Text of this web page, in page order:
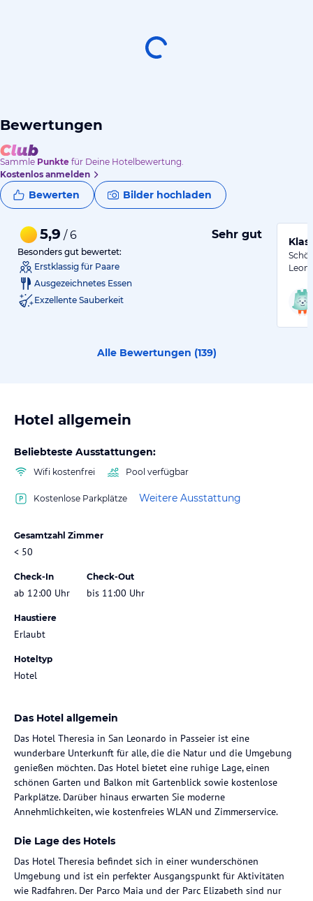
Bewertungen
Sammle Punkte für Deine Hotelbewertung.
Kostenlos anmelden
Bewerten Bilder hochladen
5,9 / 6 Sehr gut
Besonders gut bewertet:
Erstklassig für Paare
Ausgezeichnetes Essen
Exzellente Sauberkeit
Alle Bewertungen (139)
Hotel allgemein
Beliebteste Ausstattungen:
Wifi kostenfrei Pool verfügbar
Kostenlose Parkplätze Weitere Ausstattung
Gesamtzahl Zimmer
< 50
Check-In
ab 12:00 Uhr
Check-Out
bis 11:00 Uhr
Haustiere
Erlaubt
Hoteltyp
Hotel
Das Hotel allgemein
Das Hotel Theresia in San Leonardo in Passeier ist eine
wunderbare Unterkunft für alle, die die Natur und die Umgebung
genießen möchten. Das Hotel bietet eine ruhige Lage, einen
schönen Garten und Balkon mit Gartenblick sowie kostenlose
Parkplätze. Darüber hinaus erwarten Sie moderne
Annehmlichkeiten, wie kostenfreies WLAN und Zimmerservice.
Die Lage des Hotels
Das Hotel Theresia befindet sich in einer wunderschönen
Umgebung und ist ein perfekter Ausgangspunkt für Aktivitäten
wie Radfahren. Der Parco Maia und der Parc Elizabeth sind nur